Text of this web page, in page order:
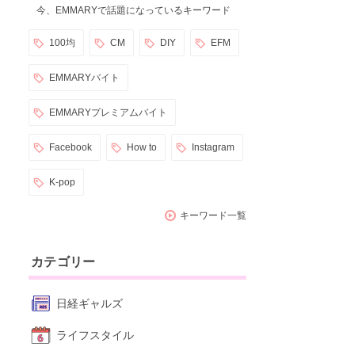
今、EMMARYで話題になっているキーワード
100均 CM DIY EFM
EMMARYバイト
EMMARYプレミアムバイト
Facebook How to Instagram
K-pop
キーワード一覧
カテゴリー
日経ギャルズ
ライフスタイル